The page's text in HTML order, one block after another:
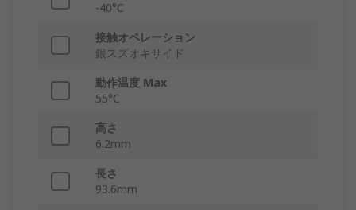
-40°C
接触オペレーション
銀スズオキサイド
動作温度 Max
55°C
高さ
6.2mm
長さ
93.6mm